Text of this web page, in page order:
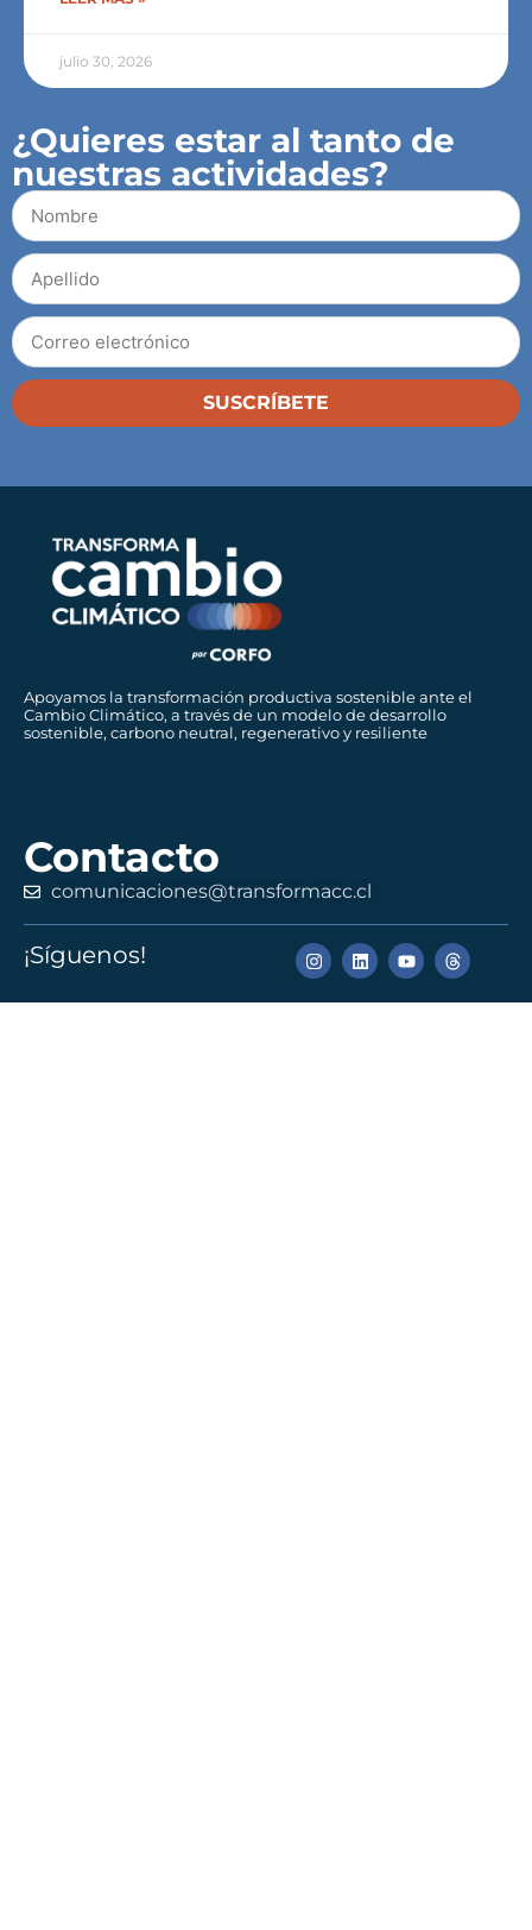
julio 30, 2026
¿Quieres estar al tanto de
nuestras actividades?
SUSCRÍBETE
Apoyamos la transformación productiva sostenible ante el
Cambio Climático, a través de un modelo de desarrollo
sostenible, carbono neutral, regenerativo y resiliente
Contacto
comunicaciones@transformacc.cl
¡Síguenos!